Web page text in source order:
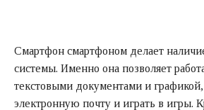
Смартфон смартфоном делает
системы. Именно она позволяет
текстовыми документами и графикой,
электронную почту и играть в игры.